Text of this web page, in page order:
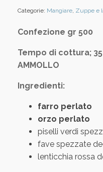
Categorie: Mangiare, Zuppe e
Confezione gr 500
Tempo di cottura;
AMMOLLO
Ingredienti:
farro perlato
orzo perlato
piselli verdi
fave spezzate
lenticchia rossa